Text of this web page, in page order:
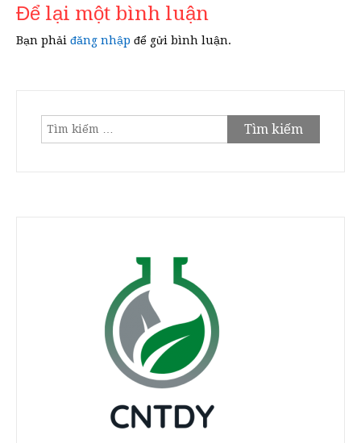
Để lại một bình luận
Bạn phải đăng nhập để gửi bình luận.
Tìm
kiếm